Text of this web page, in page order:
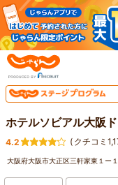
ホテルソビアル大阪
4.2 ( クチコミ
大阪府大阪市大正区三軒家東１ー